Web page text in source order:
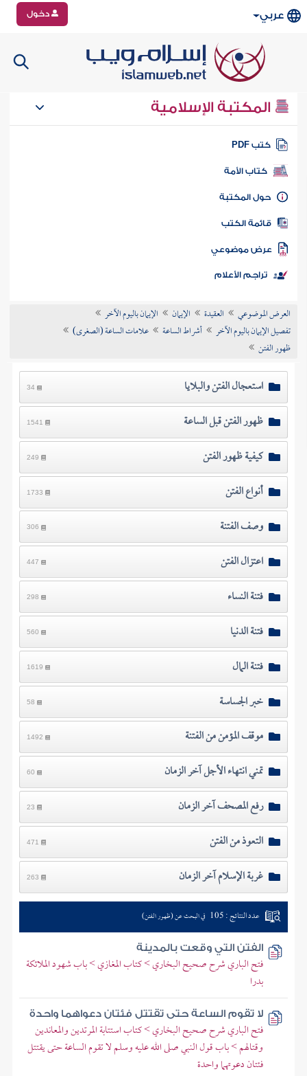
عربي دخول
المكتبة الإسلامية
كتب PDF
كتاب الأمة
المكتبة
الكتب
موضوعي
تراجم الأعلام
العرض الموضوعي العقيدة الإيمان
الإيمان باليوم الآخر
تفصيل الإيمان باليوم الآخر
أشراط الساعة
علامات الساعة (الصغرى)
ظهور الفتن
استعجال الفتن والبلايا 34
ظهور الفتن قبل الساعة 1541
كيفية ظهور الفتن 249
أنواع الفتن 1733
وصف الفتنة 306
اعتزال الفتن 447
فتنة النساء 298
فتنة الدنيا 560
فتنة المال 1619
خبر الجساسة 58
موقف المؤمن من الفتنة 1492
تمني انتهاء الأجل آخر الزمان 60
رفع المصحف آخر الزمان 23
التعوذ من الفتن 471
غربة الإسلام آخر الزمان 263
عدد النتائج : 105 في البحث عن (ظهور الفتن)
الفتن التي وقعت بالمدينة
فتح الباري شرح صحيح البخاري > كتاب المغازي > باب شهود الملائكة
بدرا
لا تقوم الساعة حتى تقتتل فئتان دعواهما واحدة
فتح الباري شرح صحيح البخاري > كتاب استتابة المرتدين والمعاندين
وقتالهم > باب قول النبي صلى الله عليه وسلم لا تقوم الساعة حتى يقتتل
فئتان دعوتهما واحدة